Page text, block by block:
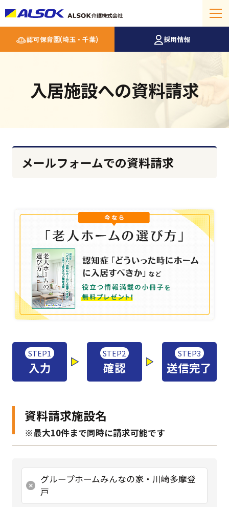
認可保育園(埼玉・千葉) 採用情報
入居施設への資料請求
メールフォームでの資料請求
STEP1
入力
STEP2
確認
STEP3
送信完了
資料請求施設名
※最大10件まで同時に請求可能です
グループホームみんなの家・川崎多摩登
戸